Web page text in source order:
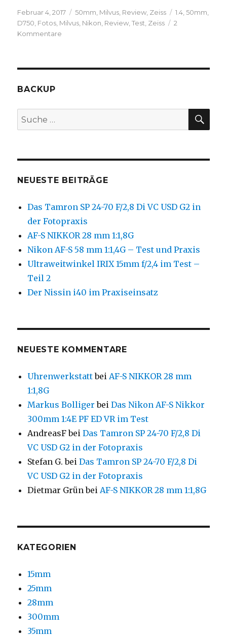
Veröffentlicht
am
Februar 4, 2017 Kategorien
50mm, Milvus, Review, Zeiss Schlagwörter
1.4,50mm,
D750, Fotos, Milvus, Nikon, Review,Test, Zeiss
2
Kommentare
BACKUP
Suche
nach:
NEUESTE BEITRÄGE
Das Tamron SP 24-70 F/2,8 Di VC USD G2 in
der Fotopraxis
AF-S NIKKOR 28 mm 1:1,8G
Nikon AF-S 58 mm 1:1,4G – Test und Praxis
Ultraweitwinkel IRIX 15mm f/2,4 im Test –
Teil 2
Der Nissin i40 im Praxiseinsatz
NEUESTE KOMMENTARE
UhrenwerkstattbeiAF-S NIKKOR 28 mm
1:1,8G
Markus Bolliger beiDas Nikon AF-S Nikkor
300mm 1:4E PF ED VR im Test
AndreasFbeiDas Tamron SP 24-70 F/2,8 Di
VC USD G2 in der Fotopraxis
Stefan G. beiDas Tamron SP 24-70 F/2,8 Di
VC USD G2 in der Fotopraxis
Dietmar GrünbeiAF-S NIKKOR 28 mm 1:1,8G
KATEGORIEN
15mm
25mm
28mm
300mm
35mm